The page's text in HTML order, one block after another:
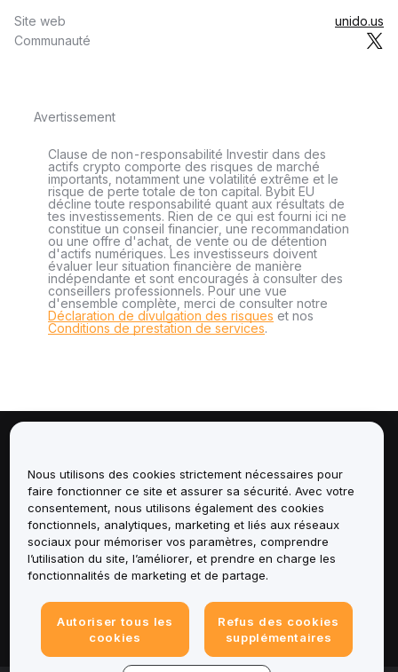
Site web
unido.us
Communauté
Avertissement
Clause de non-responsabilité Investir dans des
actifs crypto comporte des risques de marché
importants, notamment une volatilité extrême et le
risque de perte totale de ton capital. Bybit EU
décline toute responsabilité quant aux résultats de
tes investissements. Rien de ce qui est fourni ici ne
constitue un conseil financier, une recommandation
ou une offre d'achat, de vente ou de détention
d'actifs numériques. Les investisseurs doivent
évaluer leur situation financière de manière
indépendante et sont encouragés à consulter des
conseillers professionnels. Pour une vue
d'ensemble complète, merci de consulter notre
Déclaration de divulgation des risques et nos
Conditions de prestation de services.
Services
Assistance
Produits
Mentions légales
Nous utilisons des cookies strictement nécessaires pour
faire fonctionner ce site et assurer sa sécurité. Avec votre
consentement, nous utilisons également des cookies
fonctionnels, analytiques, marketing et liés aux réseaux
sociaux pour mémoriser vos paramètres, comprendre
l’utilisation du site, l’améliorer, et prendre en charge les
fonctionnalités de marketing et de partage.
Autoriser tous les
cookies
Refus des cookies
supplémentaires